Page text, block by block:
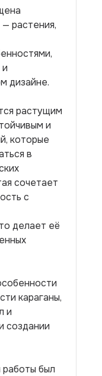
растения,
дизайне.
растущим
и
которые
в
сочетает
с
делает её
караганы,
и
создании
был